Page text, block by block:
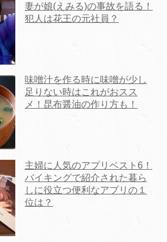
妻が娘(えみる)の事故を語る！
犯人は花王の元社員？
味噌汁を作る時に味噌が少し
足りない時はこれがおスス
メ！昆布醤油の作り方も！
主婦に人気のアプリベスト6！
バイキングで紹介された暮ら
しに役立つ便利なアプリの１
位は？